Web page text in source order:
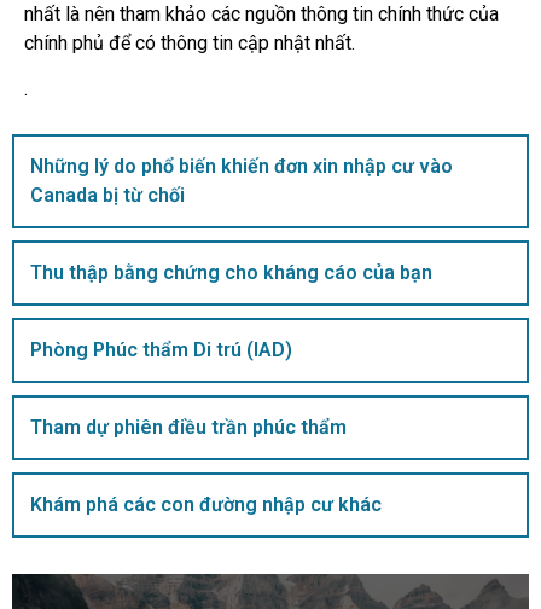
nhất là nên tham khảo các nguồn thông tin chính thức của
chính phủ để có thông tin cập nhật nhất.
.
Những lý do phổ biến khiến đơn xin nhập cư vào
Canada bị từ chối
Thu thập bằng chứng cho kháng cáo của bạn
Phòng Phúc thẩm Di trú (IAD)
Tham dự phiên điều trần phúc thẩm
Khám phá các con đường nhập cư khác